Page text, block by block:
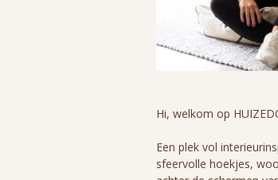
Hi, welkom op
Een plek vol
sfeervolle hoekjes,